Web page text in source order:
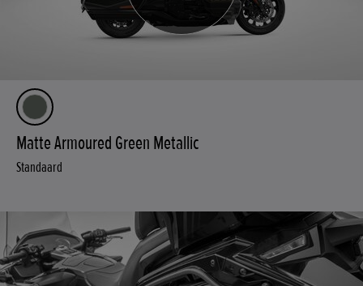
Matte Armoured Green Metallic
Standaard